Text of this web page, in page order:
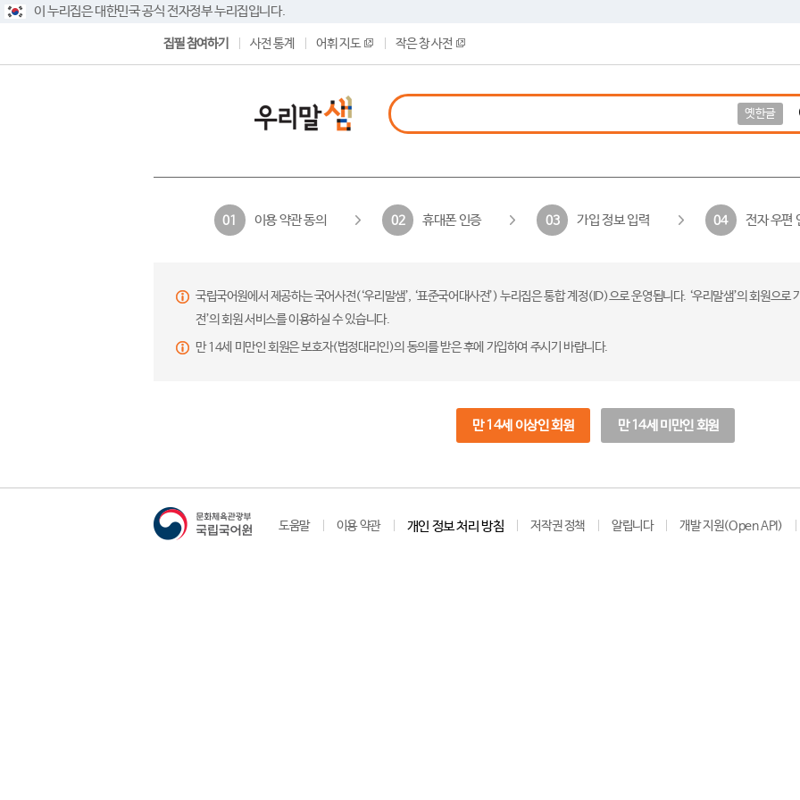
이 누리집은 대한민국 공식 전자정부 누리집입니다.
집필 참여하기 사전 통계 어휘 지도 작은 창 사전
옛한글
01 이용 약관 동의 02 휴대폰 인증 03 가입 정보 입력 04 전자 우편
국립국어원에서 제공하는 국어사전(‘우리말샘’, ‘표준국어대사전’) 누리집은 통합 계정(ID)으로 운영됩니다. ‘우리말샘’의 회원으
전’의 회원 서비스를 이용하실 수 있습니다.
만 14세 미만인 회원은 보호자(법정대리인)의 동의를 받은 후에 가입하여 주시기 바랍니다.
만 14세 이상인 회원 만 14세 미만인 회원
도움말 이용 약관 개인 정보 처리 방침 저작권 정책 알립니다 개발 지원(Open API)